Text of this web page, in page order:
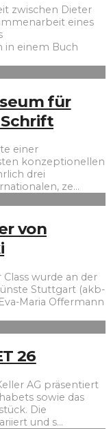
zwischen Dieter
eines
in einem Buch
für
einer
konzeptionellen
drei
ze...
von
wurde an der
Stuttgart (akb-
Maria Offermann
26
AG präsentiert
sowie das
Die
und s...